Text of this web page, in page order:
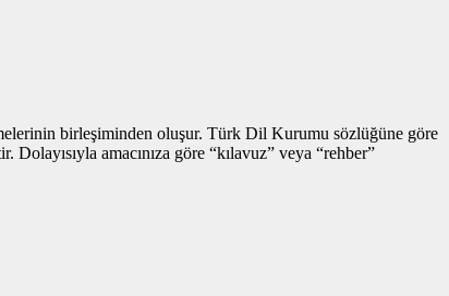
birleşiminden oluşur. Türk Dil Kurumu sözlüğüne göre
amacınıza göre “kılavuz” veya “rehber”